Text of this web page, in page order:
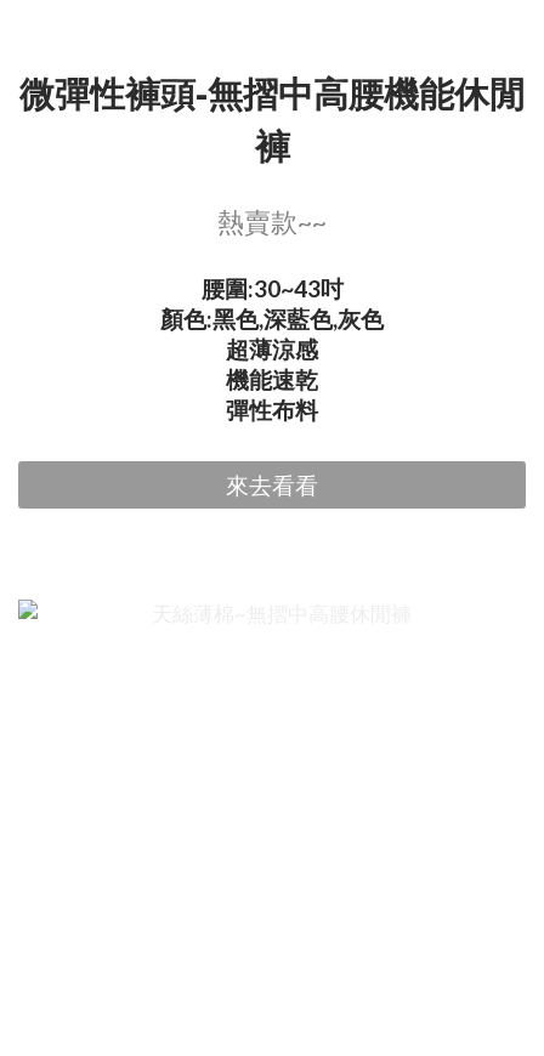
微彈性褲頭-無摺中高腰機能休閒
褲
熱賣款~~
腰圍:30~43吋
顏色:黑色,深藍色,灰色
超薄涼感
機能速乾
彈性布料
來去看看